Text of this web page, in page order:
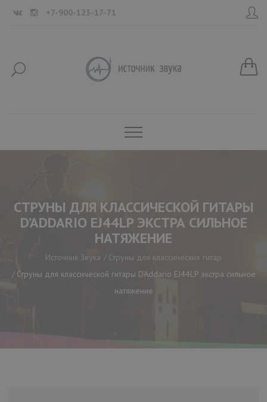
+7-900-123-17-71
СТРУНЫ ДЛЯ КЛАССИЧЕСКОЙ ГИТАРЫ
D’ADDARIO EJ44LP ЭКСТРА СИЛЬНОЕ
НАТЯЖЕНИЕ
Источник Звука
Струны для классических гитар
Струны для классической гитары D’Addario EJ44LP экстра сильное
натяжение